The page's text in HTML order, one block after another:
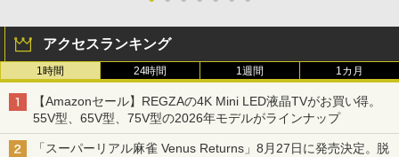
アクセスランキング
1時間 24時間 1週間 1カ月
【Amazonセール】REGZAの4K Mini LED液晶TVがお買い得。
55V型、65V型、75V型の2026年モデルがラインナップ
「スーパーリアル麻雀 Venus Returns」8月27日に発売決定。脱